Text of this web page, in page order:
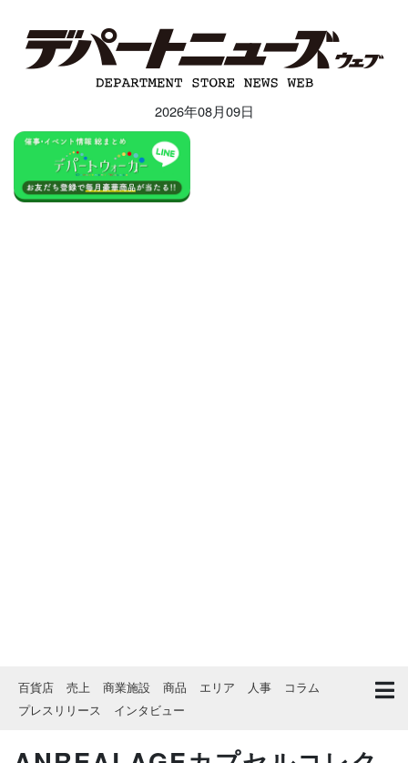
2026年08月09日
百貨店 売上 商業施設 商品 エリア 人事
コラム
プレスリリース
インタビュー